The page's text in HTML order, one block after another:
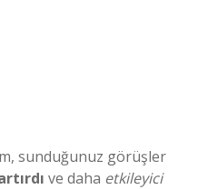
sunduğunuz görüşler
ve daha etkileyici